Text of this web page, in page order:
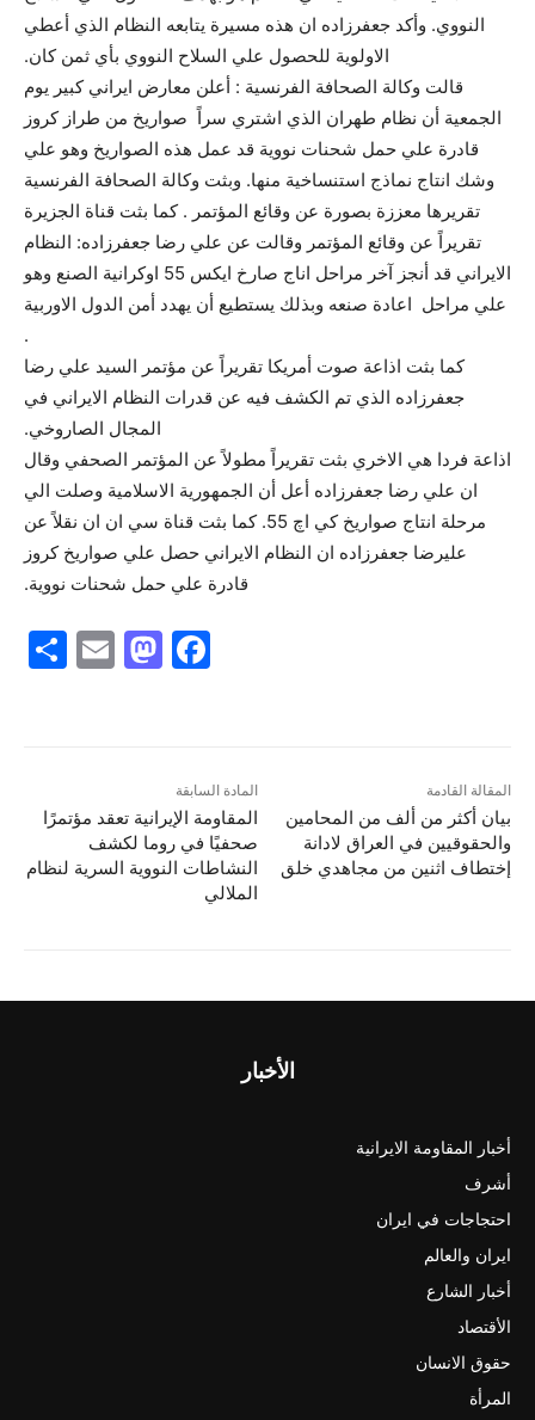
النووي. وأكد جعفرزاده ان هذه مسيرة يتابعه النظام الذي أعطي
الاولوية للحصول علي السلاح النووي بأي ثمن كان.
قالت وكالة الصحافة الفرنسية : أعلن معارض ايراني كبير يوم
الجمعية أن نظام طهران الذي اشتري سراً صواريخ من طراز كروز
قادرة علي حمل شحنات نووية قد عمل هذه الصواريخ وهو علي
وشك انتاج نماذج استنساخية منها. وبثت وكالة الصحافة الفرنسية
تقريرها معززة بصورة عن وقائع المؤتمر . كما بثت قناة الجزيرة
تقريراً عن وقائع المؤتمر وقالت عن علي رضا جعفرزاده: النظام
الايراني قد أنجز آخر مراحل اناج صارخ ايكس 55 اوكرانية الصنع وهو
علي مراحل اعادة صنعه وبذلك يستطيع أن يهدد أمن الدول الاوربية
.
كما بثت اذاعة صوت أمريكا تقريراً عن مؤتمر السيد علي رضا
جعفرزاده الذي تم الكشف فيه عن قدرات النظام الايراني في
المجال الصاروخي.
اذاعة فردا هي الاخري بثت تقريراً مطولاً عن المؤتمر الصحفي وقال
ان علي رضا جعفرزاده أعل أن الجمهورية الاسلامية وصلت الي
مرحلة انتاج صواريخ كي اچ 55. كما بثت قناة سي ان ان نقلاً عن
عليرضا جعفرزاده ان النظام الايراني حصل علي صواريخ كروز
قادرة علي حمل شحنات نووية.
F
b
o
o
M
o
n
E
المادة السابقة
المقاومة الإيرانية تعقد مؤتمرًا
صحفيًا في روما لكشف
النشاطات النووية السرية لنظام
الملالي
المقالة القادمة
بيان أكثر من ألف من المحامين
والحقوقيين في العراق لادانة
إختطاف اثنين من مجاهدي خلق
الأخبار
أخبار المقاومة الايرانية
أشرف
احتجاجات في ايران
ايران والعالم
أخبار الشارع
الأقتصاد
حقوق الانسان
المرأة